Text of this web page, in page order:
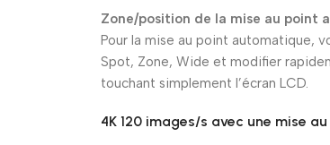
Zone/position de la mise au point
Pour la mise au point automatique,
Spot, Zone, Wide et modifier
touchant simplement l’écran LCD.
4K 120 images/s avec une mise